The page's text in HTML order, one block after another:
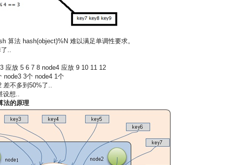
算法 hash(object)%N 难以满足单调性要求。
..
应放 5 6 7 8 node4 应放 9 10 11 12
node3 3个 node4 1个
差不多到50%了..
设想..
法的原理